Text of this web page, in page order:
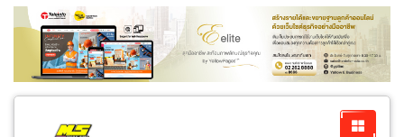
Wholesale Retail Manufacturer
Dealer
Exporter/Importer
Service Business